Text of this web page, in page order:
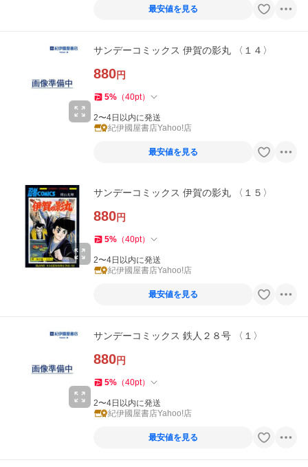
最安値を見る
サンデーコミックス 伊賀の影丸 〈１４〉
880円
5% （40pt）
2〜4日以内に発送
紀伊國屋書店Yahoo!店
最安値を見る
サンデーコミックス 伊賀の影丸 〈１５〉
880円
5% （40pt）
2〜4日以内に発送
紀伊國屋書店Yahoo!店
最安値を見る
サンデーコミックス 鉄人２８号 〈１〉
880円
5% （40pt）
2〜4日以内に発送
紀伊國屋書店Yahoo!店
最安値を見る